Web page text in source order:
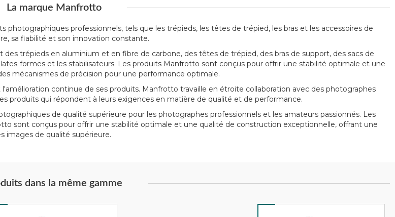
La marque Manfrotto
professionnels, tels que les trépieds, les têtes de trépied, les bras et les accessoires de
sa fiabilité et son innovation constante.
trépieds en aluminium et en fibre de carbone, des têtes de trépied, des bras de support, des sacs de
formes et les stabilisateurs. Les produits Manfrotto sont conçus pour offrir une stabilité optimale et une
mécanismes de précision pour une performance optimale.
continue de ses produits. Manfrotto travaille en étroite collaboration avec des photographes
produits qui répondent à leurs exigences en matière de qualité et de performance.
de qualité supérieure pour les photographes professionnels et les amateurs passionnés. Les
sont conçus pour offrir une stabilité optimale et une qualité de construction exceptionnelle, offrant une
images de qualité supérieure.
dans la même gamme